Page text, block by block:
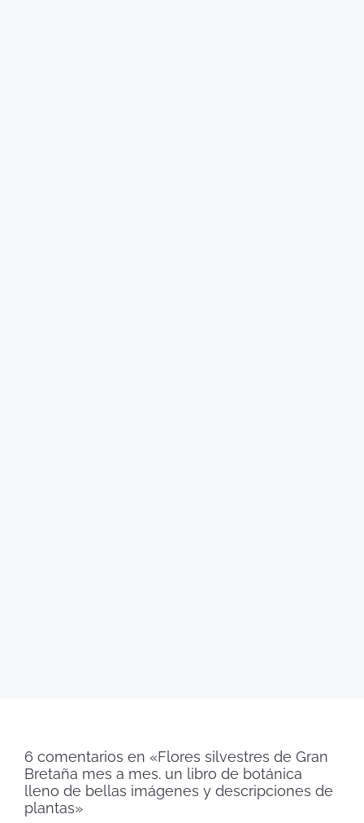
6 comentarios en «Flores silvestres de Gran
Bretaña mes a mes. un libro de botánica
lleno de bellas imágenes y descripciones de
plantas»